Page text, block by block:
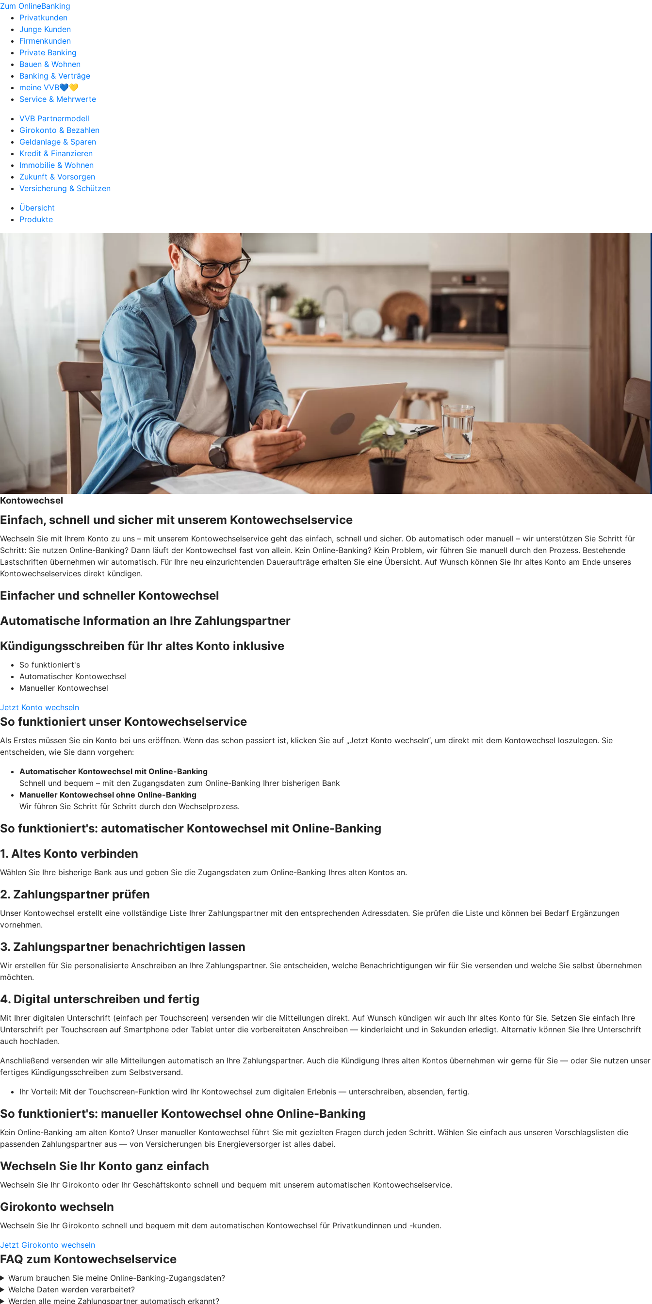
Zum OnlineBanking
Privatkunden
Junge Kunden
Firmenkunden
Private Banking
Bauen & Wohnen
Banking & Verträge
meine VVB💙💛
Service & Mehrwerte
VVB Partnermodell
Girokonto & Bezahlen
Geldanlage & Sparen
Kredit & Finanzieren
Immobilie & Wohnen
Zukunft & Vorsorgen
Versicherung & Schützen
Übersicht
Produkte
Kontowechsel
Einfach, schnell und sicher mit unserem Kontowechselservice
Wechseln Sie mit Ihrem Konto zu uns – mit unserem Kontowechselservice geht das einfach, schnell und sicher. Ob automatisch oder manuell – wir unterstützen Sie Schritt für
Schritt: Sie nutzen Online-Banking? Dann läuft der Kontowechsel fast von allein. Kein Online-Banking? Kein Problem, wir führen Sie manuell durch den Prozess. Bestehende
Lastschriften übernehmen wir automatisch. Für Ihre neu einzurichtenden Daueraufträge erhalten Sie eine Übersicht. Auf Wunsch können Sie Ihr altes Konto am Ende unseres
Kontowechselservices direkt kündigen.
Einfacher und schneller Kontowechsel
Automatische Information an Ihre Zahlungspartner
Kündigungsschreiben für Ihr altes Konto inklusive
So funktioniert's
Automatischer Kontowechsel
Manueller Kontowechsel
Jetzt Konto wechseln
So funktioniert unser Kontowechselservice
Als Erstes müssen Sie ein Konto bei uns eröffnen. Wenn das schon passiert ist, klicken Sie auf „Jetzt Konto wechseln“, um direkt mit dem Kontowechsel loszulegen. Sie
entscheiden, wie Sie dann vorgehen:
Automatischer Kontowechsel mit Online-Banking
Schnell und bequem – mit den Zugangsdaten zum Online-Banking Ihrer bisherigen Bank
Manueller Kontowechsel ohne Online-Banking
Wir führen Sie Schritt für Schritt durch den Wechselprozess.
So funktioniert's: automatischer Kontowechsel mit Online-Banking
1. Altes Konto verbinden
Wählen Sie Ihre bisherige Bank aus und geben Sie die Zugangsdaten zum Online-Banking Ihres alten Kontos an.
2. Zahlungspartner prüfen
Unser Kontowechsel erstellt eine vollständige Liste Ihrer Zahlungspartner mit den entsprechenden Adressdaten. Sie prüfen die Liste und können bei Bedarf Ergänzungen
vornehmen.
3. Zahlungspartner benachrichtigen lassen
Wir erstellen für Sie personalisierte Anschreiben an Ihre Zahlungspartner. Sie entscheiden, welche Benachrichtigungen wir für Sie versenden und welche Sie selbst übernehmen
möchten.
4. Digital unterschreiben und fertig
Mit Ihrer digitalen Unterschrift (einfach per Touchscreen) versenden wir die Mitteilungen direkt. Auf Wunsch kündigen wir auch Ihr altes Konto für Sie. Setzen Sie einfach Ihre
Unterschrift per Touchscreen auf Smartphone oder Tablet unter die vorbereiteten Anschreiben — kinderleicht und in Sekunden erledigt. Alternativ können Sie Ihre Unterschrift
auch hochladen.
Anschließend versenden wir alle Mitteilungen automatisch an Ihre Zahlungspartner. Auch die Kündigung Ihres alten Kontos übernehmen wir gerne für Sie — oder Sie nutzen unser
fertiges Kündigungsschreiben zum Selbstversand.
Ihr Vorteil: Mit der Touchscreen-Funktion wird Ihr Kontowechsel zum digitalen Erlebnis — unterschreiben, absenden, fertig.
So funktioniert's: manueller Kontowechsel ohne Online-Banking
Kein Online-Banking am alten Konto? Unser manueller Kontowechsel führt Sie mit gezielten Fragen durch jeden Schritt. Wählen Sie einfach aus unseren Vorschlagslisten die
passenden Zahlungspartner aus — von Versicherungen bis Energieversorger ist alles dabei.
Wechseln Sie Ihr Konto ganz einfach
Wechseln Sie Ihr Girokonto oder Ihr Geschäftskonto schnell und bequem mit unserem automatischen Kontowechselservice.
Girokonto wechseln
Wechseln Sie Ihr Girokonto schnell und bequem mit dem automatischen Kontowechsel für Privatkundinnen und -kunden.
Jetzt Girokonto wechseln
FAQ zum Kontowechselservice
Warum brauchen Sie meine Online-Banking-Zugangsdaten?
Welche Daten werden verarbeitet?
Werden alle meine Zahlungspartner automatisch erkannt?